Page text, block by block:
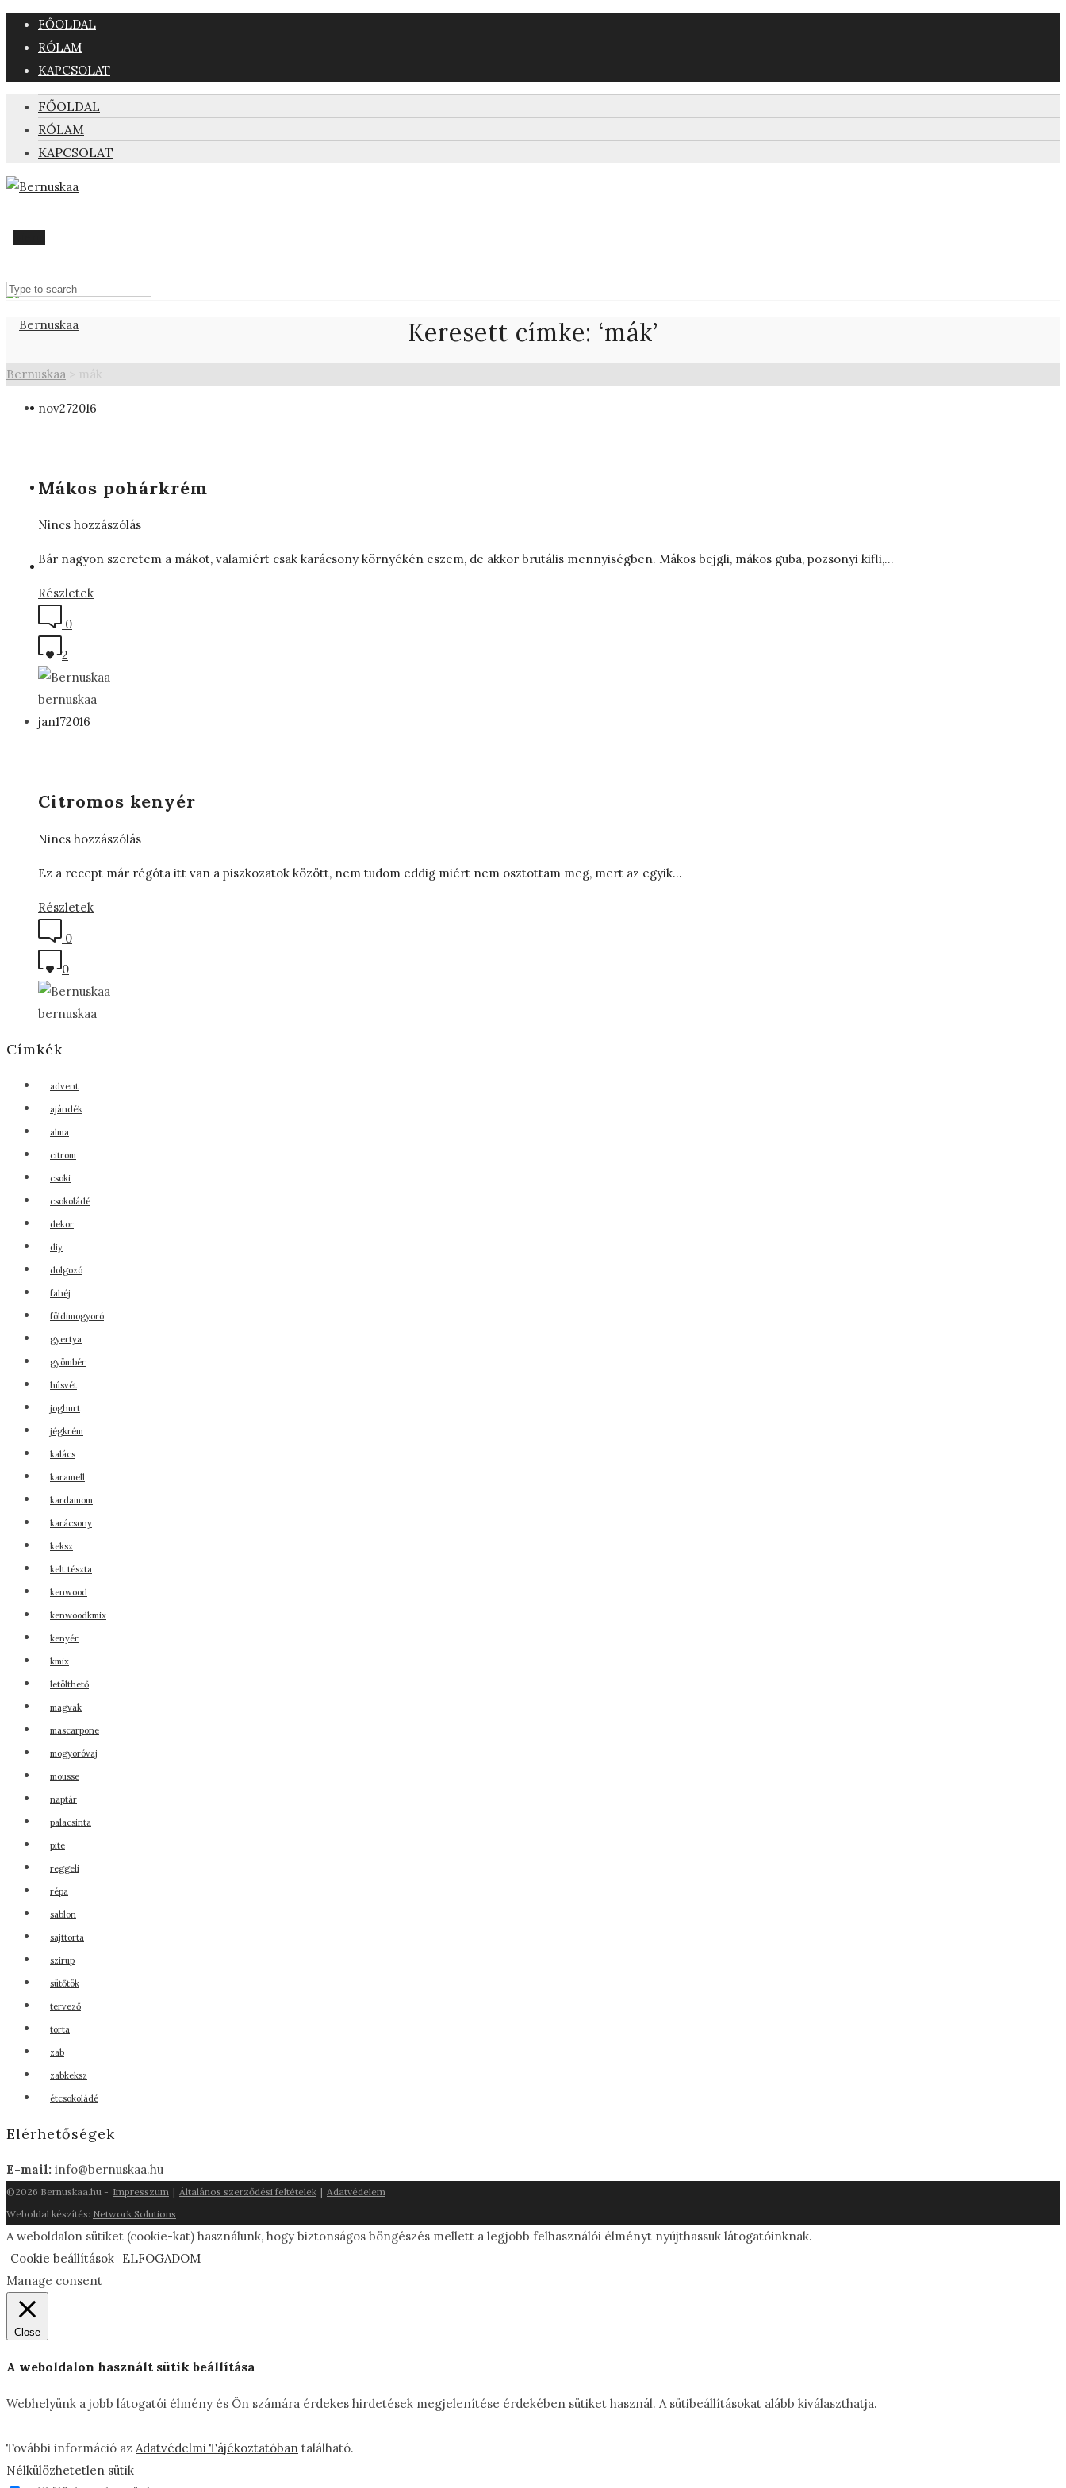
FŐOLDAL
RÓLAM
KAPCSOLAT
FŐOLDAL
RÓLAM
KAPCSOLAT
Keresett címke: ‘mák’
Bernuskaa mák
nov272016
Mákos pohárkrém
Nincs hozzászólás
Bár nagyon szeretem a mákot, valamiért csak karácsony környékén eszem, de akkor brutális mennyiségben. Mákos bejgli, mákos guba, pozsonyi kifli,…
Részletek
0
2
bernuskaa
jan172016
Citromos kenyér
Nincs hozzászólás
Ez a recept már régóta itt van a piszkozatok között, nem tudom eddig miért nem osztottam meg, mert az egyik…
Részletek
0
0
bernuskaa
Címkék
advent
ajándék
alma
citrom
csoki
csokoládé
dekor
diy
dolgozó
fahéj
földimogyoró
gyertya
gyömbér
húsvét
joghurt
jégkrém
kalács
karamell
kardamom
karácsony
keksz
kelt tészta
kenwood
kenwoodkmix
kenyér
kmix
letölthető
magvak
mascarpone
mogyoróvaj
mousse
naptár
palacsinta
pite
reggeli
répa
sablon
sajttorta
szirup
sütőtök
tervező
torta
zab
zabkeksz
étcsokoládé
Elérhetőségek
E-mail: info@bernuskaa.hu
©2026 Bernuskaa.hu - Impresszum | Általános szerződési feltételek | Adatvédelem
Weboldal készítés: Network Solutions
A weboldalon sütiket (cookie-kat) használunk, hogy biztonságos böngészés mellett a legjobb felhasználói élményt nyújthassuk látogatóinknak.
Cookie beállítások ELFOGADOM
Manage consent
Close
A weboldalon használt sütik beállítása
Webhelyünk a jobb látogatói élmény és Ön számára érdekes hirdetések megjelenítése érdekében sütiket használ. A sütibeállításokat alább kiválaszthatja.
További információ az Adatvédelmi Tájékoztatóban található.
Nélkülözhetetlen sütik